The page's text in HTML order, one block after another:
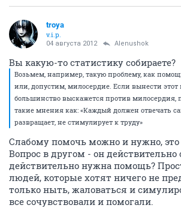
troya
v.i.p.
04 августа 2012 Alenushok
Вы какую-то статистику собираете?
Возьмем, например, такую проблему, как
или, допустим, милосердие. Если вынести этот
большинство выскажется против милосердия,
такие мнения как: «Каждый должен отвечать
развращает, не стимулирует к труду»
Слабому помочь можно и нужно,
Вопрос в другом - он действительно
действительно нужна помощь?
людей, которые хотят ничего не
только ныть, жаловаться и
все сочувствовали и помогали.